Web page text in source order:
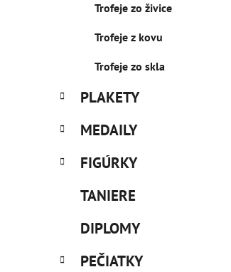
Trofeje zo živice
Trofeje z kovu
Trofeje zo skla
PLAKETY
MEDAILY
FIGÚRKY
TANIERE
DIPLOMY
PEČIATKY